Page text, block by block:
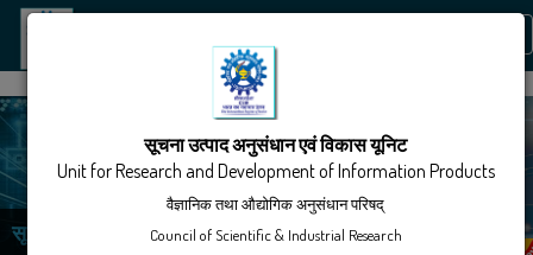
सूचना उत्पाद अनुसंधान एवं विकास यूनिट
Unit for Research and Development of Information Products
वैज्ञानिक तथा औद्योगिक अनुसंधान परिषद्
Council of Scientific & Industrial Research
सूचना उत्‍पाद अनुसंधान एवं विकास यूनिट